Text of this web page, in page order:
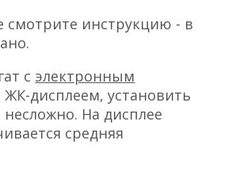
смотрите инструкцию - в
с электронным
ЖК-дисплеем, установить
На дисплее
средняя